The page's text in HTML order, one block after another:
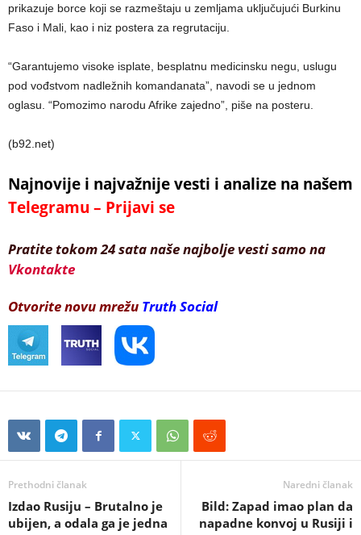
prikazuje borce koji se razmeštaju u zemljama uključujući Burkinu
Faso i Mali, kao i niz postera za regrutaciju.
“Garantujemo visoke isplate, besplatnu medicinsku negu, uslugu
pod vođstvom nadležnih komandanata”, navodi se u jednom
oglasu. “Pomozimo narodu Afrike zajedno”, piše na posteru.
(b92.net)
Najnovije i najvažnije vesti i analize na našem
Telegramu – Prijavi se
Pratite tokom 24 sata naše najbolje vesti samo na
Vkontakte
Otvorite novu mrežu Truth Social
Prethodni članak
Izdao Rusiju – Brutalno je
ubijen, a odala ga je jedna
Naredni članak
Bild: Zapad imao plan da
napadne konvoj u Rusiji i